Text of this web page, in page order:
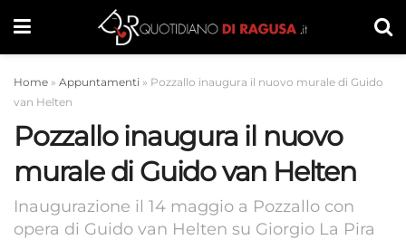
Home » Appuntamenti » Pozzallo inaugura il nuovo murale di Guido
van Helten
Pozzallo inaugura il nuovo
murale di Guido van Helten
Inaugurazione il 14 maggio a Pozzallo con
opera di Guido van Helten su Giorgio La Pira